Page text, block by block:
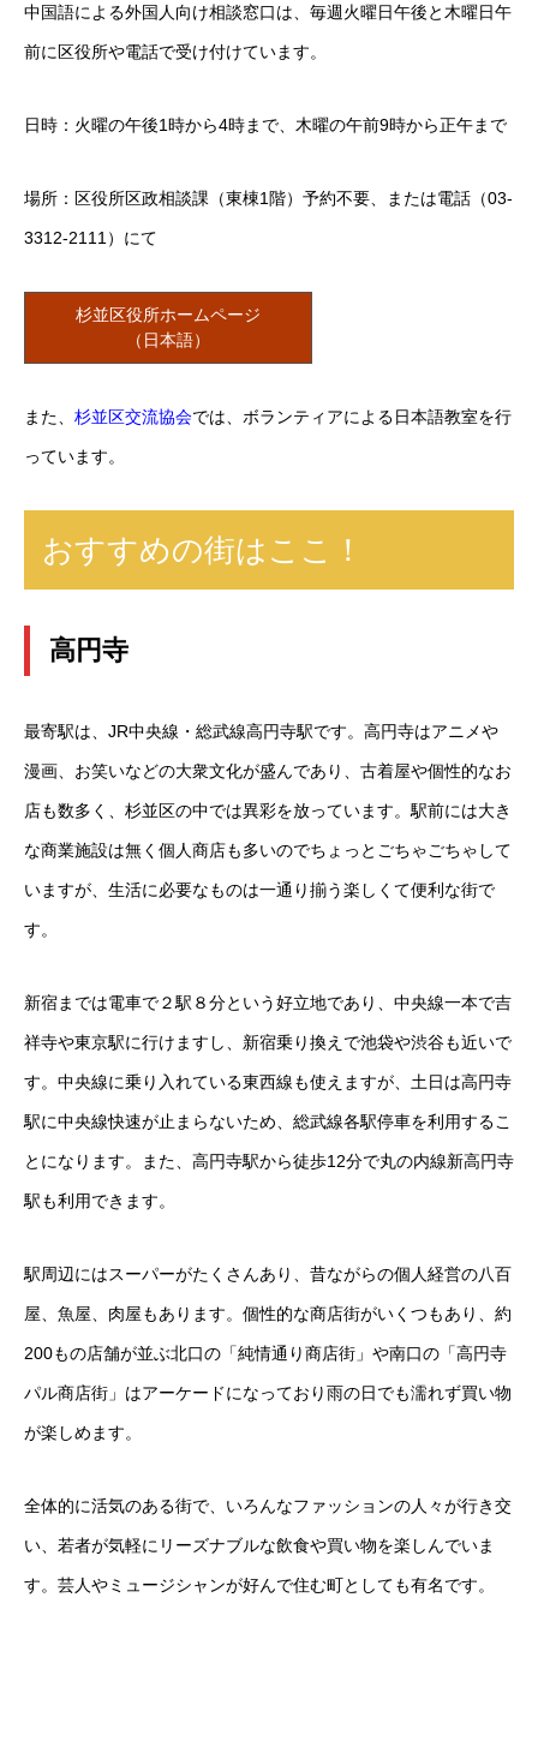
中国語による外国人向け相談窓口は、毎週火曜日午後と木曜日午
前に区役所や電話で受け付けています。
日時：火曜の午後1時から4時まで、木曜の午前9時から正午まで
場所：区役所区政相談課（東棟1階）予約不要、または電話（03-
3312-2111）にて
杉並区役所ホームページ
（日本語）
また、 杉並区交流協会では、ボランティアによる日本語教室を行
っています。
おすすめの街はここ！
高円寺
最寄駅は、JR中央線・総武線高円寺駅です。高円寺はアニメや
漫画、お笑いなどの大衆文化が盛んであり、古着屋や個性的なお
店も数多く、杉並区の中では異彩を放っています。駅前には大き
な商業施設は無く個人商店も多いのでちょっとごちゃごちゃして
いますが、生活に必要なものは一通り揃う楽しくて便利な街で
す。
新宿までは電車で２駅８分という好立地であり、中央線一本で吉
祥寺や東京駅に行けますし、新宿乗り換えで池袋や渋谷も近いで
す。中央線に乗り入れている東西線も使えますが、土日は高円寺
駅に中央線快速が止まらないため、総武線各駅停車を利用するこ
とになります。また、高円寺駅から徒歩12分で丸の内線新高円寺
駅も利用できます。
駅周辺にはスーパーがたくさんあり、昔ながらの個人経営の八百
屋、魚屋、肉屋もあります。個性的な商店街がいくつもあり、約
200もの店舗が並ぶ北口の「純情通り商店街」や南口の「高円寺
パル商店街」はアーケードになっており雨の日でも濡れず買い物
が楽しめます。
全体的に活気のある街で、いろんなファッションの人々が行き交
い、若者が気軽にリーズナブルな飲食や買い物を楽しんでいま
す。芸人やミュージシャンが好んで住む町としても有名です。